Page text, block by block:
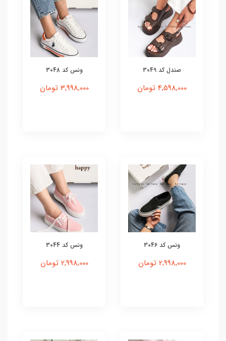
صندل کد 3049
4,598,000 تومان
ونس کد 3048
3,998,000 تومان
ونس کد 3046
2,998,000 تومان
ونس کد 3044
2,998,000 تومان